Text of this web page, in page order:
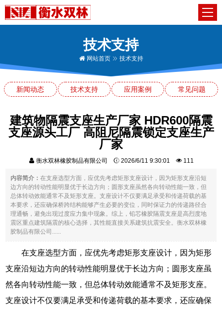
技术支持
网站首页 技术支持
新闻动态 技术支持 应用案例 常见问题
建筑物隔震支座生产厂家 HDR600隔震
支座源头工厂 高阻尼隔震锁定支座生产
厂家
衡水双林橡胶制品有限公司 2026/6/11 9:30:01 111
内容简介：在支座选型方面，应优先考虑矩形支座设计，因为矩形支座沿短
边方向的转动性能明显优于长边方向；圆形支座虽然各向转动性能一致，但
总体转动效能通常不及矩形支座。支座设计不仅要满足承受和传递荷载的基
本要求，还应确保桥跨结构能够产生必要的变位，同时保证力的传递路径合
理通畅，避免出现过度应力集中现象。综上，铅芯橡胶隔震支座是高烈度地
震区重点建筑隔震的核心选择，其性能直接关系建筑抗震安全。衡水双林橡
胶制品有限公司......
在支座选型方面，应优先考虑矩形支座设计，因为矩形
支座沿短边方向的转动性能明显优于长边方向；圆形支座虽
然各向转动性能一致，但总体转动效能通常不及矩形支座。
支座设计不仅要满足承受和传递荷载的基本要求，还应确保